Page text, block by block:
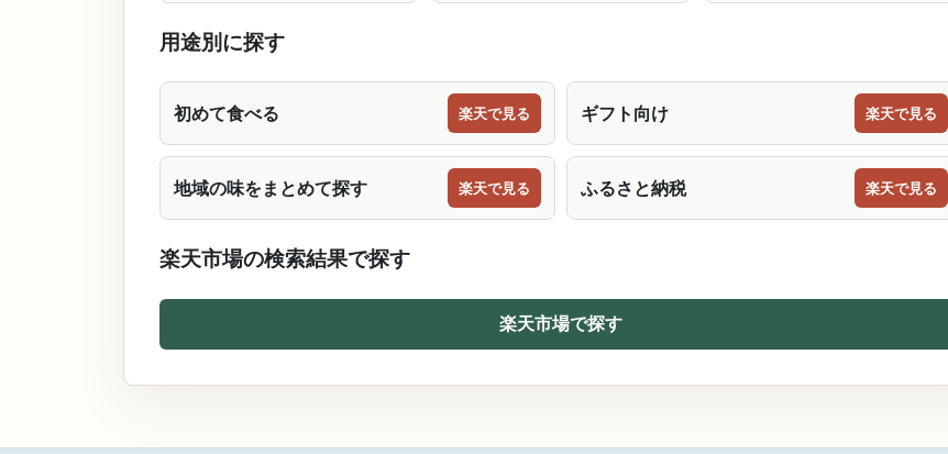
魚卵 海の幸 九州 海産物 肴 高級
用途別に探す
初めて食べる 楽天で見る ギフト向け 楽天で見る
地域の味をまとめて探す 楽天で見る ふるさと納税 楽天で見る
楽天市場の検索結果で探す
楽天市場で探す